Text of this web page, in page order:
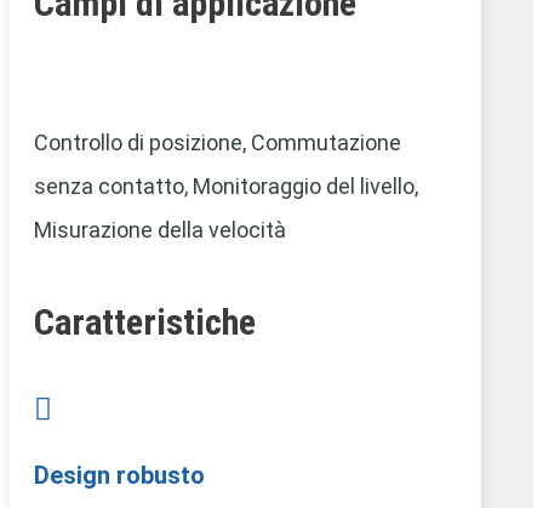
Controllo di posizione, Commutazione
senza contatto, Monitoraggio del livello,
Misurazione della velocità
Caratteristiche

Design robusto